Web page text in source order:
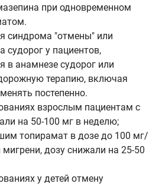
при одновременном
синдрома "отмены" или
судорог у пациентов,
в анамнезе судорог или
терапию, включая
постепенно.
взрослым пациентам с
на 50-100 мг в неделю;
топирамат в дозе до 100 мг/
дозу снижали на 25-50
у детей отмену